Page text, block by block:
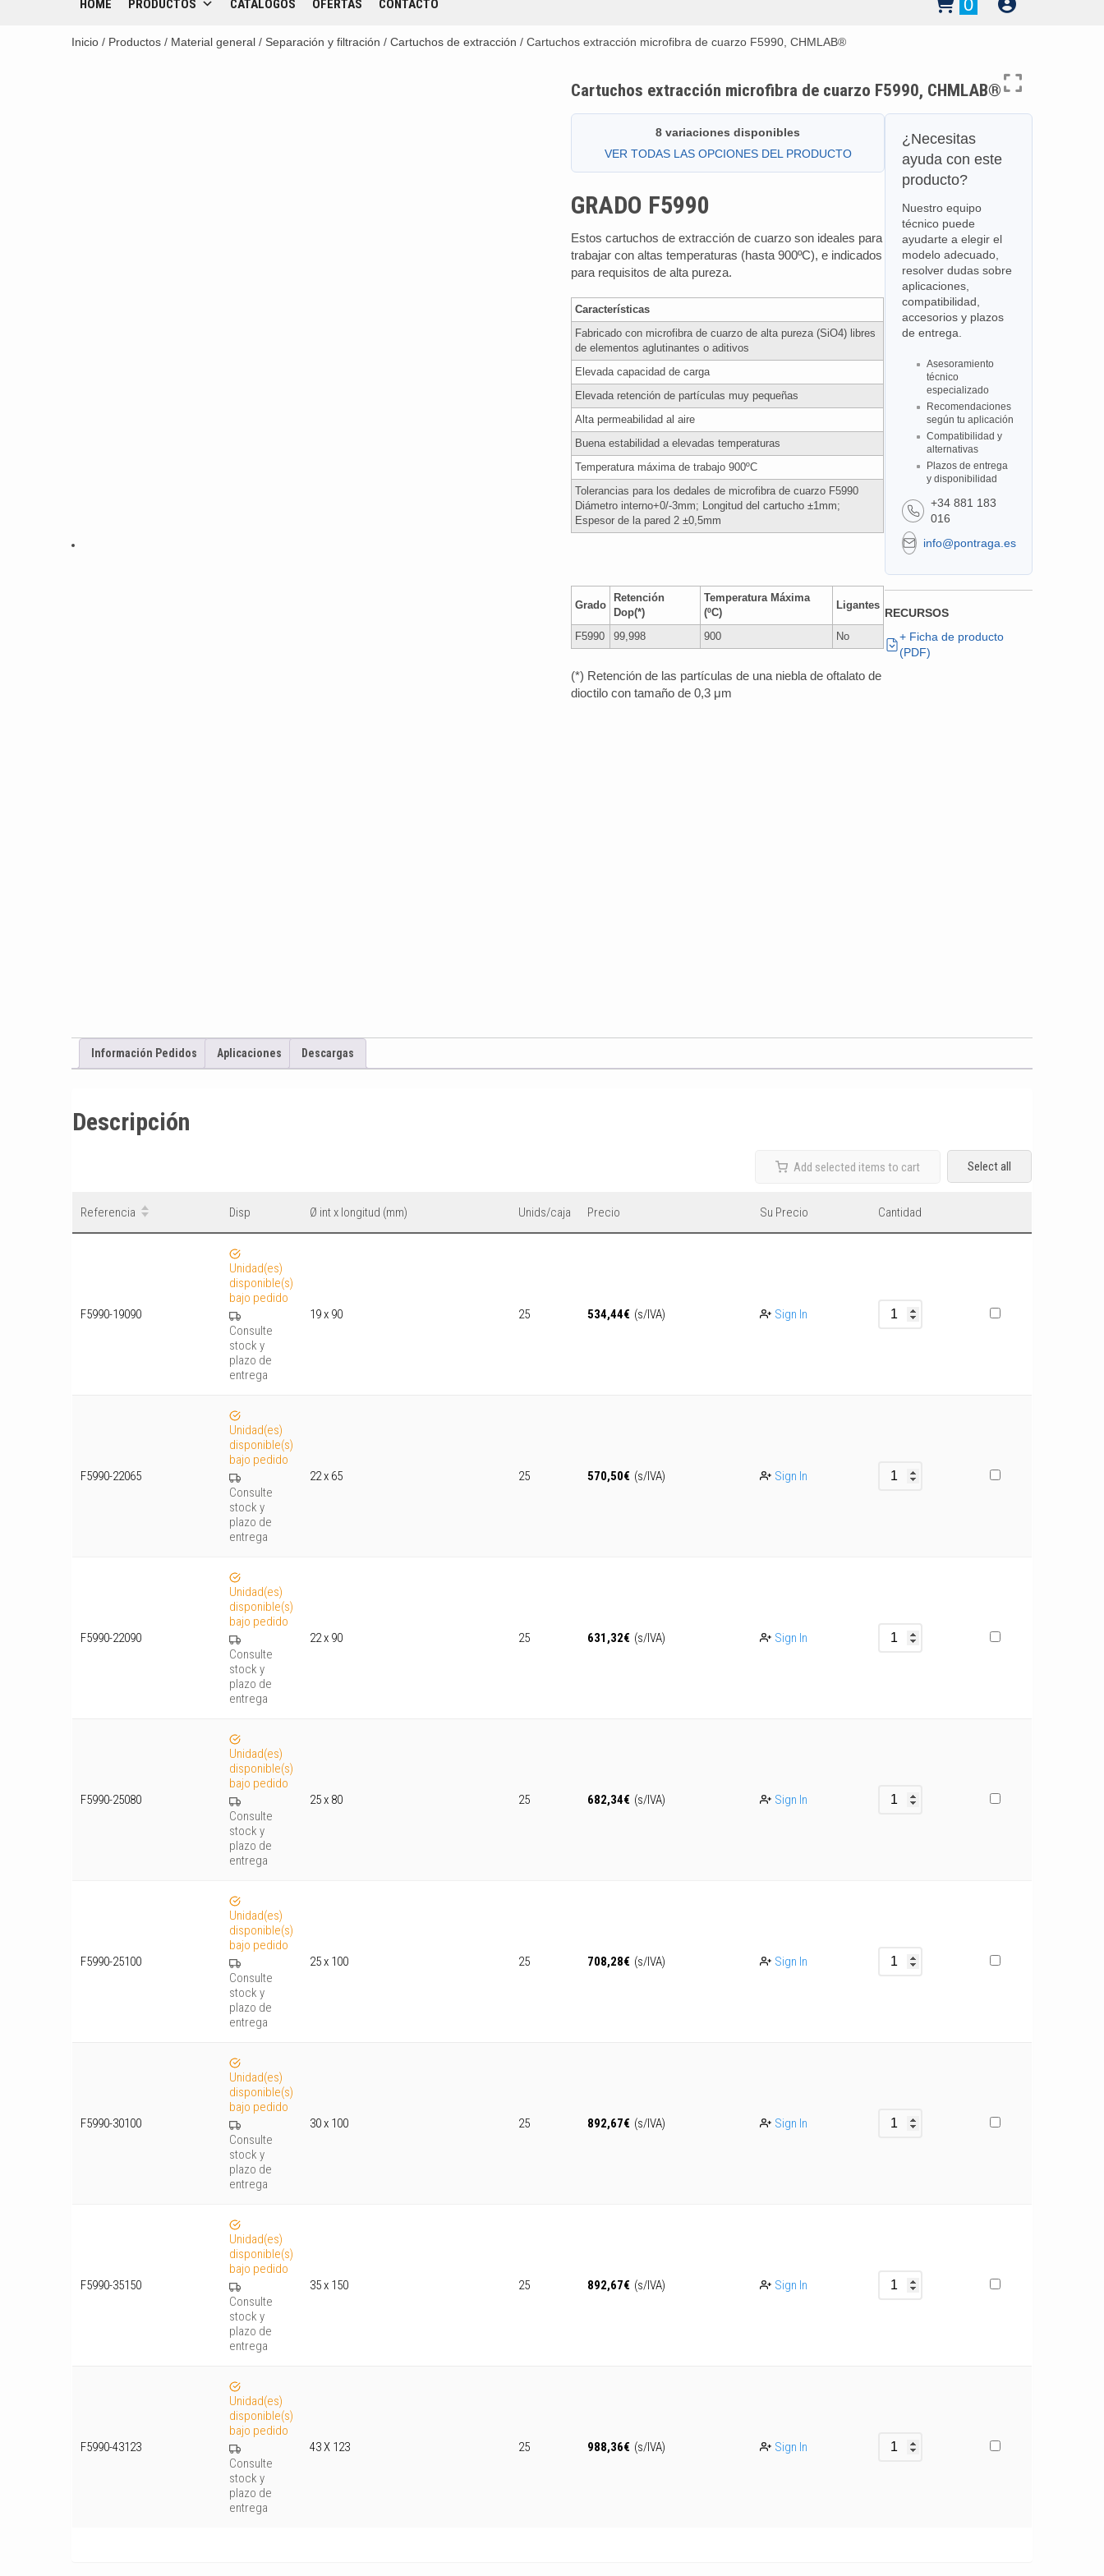
HOME PRODUCTOS CATÁLOGOS OFERTAS CONTACTO 0
Inicio / Productos / Material general / Separación y filtración / Cartuchos de extracción / Cartuchos extracción microfibra de cuarzo F5990, CHMLAB®
Cartuchos extracción microfibra de cuarzo F5990, CHMLAB®
8 variaciones disponibles
VER TODAS LAS OPCIONES DEL PRODUCTO
GRADO F5990
Estos cartuchos de extracción de cuarzo son ideales para
trabajar con altas temperaturas (hasta 900ºC), e indicados
para requisitos de alta pureza.
Características
Fabricado con microfibra de cuarzo de alta pureza (SiO4) libres
de elementos aglutinantes o aditivos
Elevada capacidad de carga
Elevada retención de partículas muy pequeñas
Alta permeabilidad al aire
Buena estabilidad a elevadas temperaturas
Temperatura máxima de trabajo 900ºC
Tolerancias para los dedales de microfibra de cuarzo F5990
Diámetro interno+0/-3mm; Longitud del cartucho ±1mm;
Espesor de la pared 2 ±0,5mm
Grado
Retención
Dop(*)
Temperatura Máxima
(ºC)
Ligantes
F5990 99,998 900 No
(*) Retención de las partículas de una niebla de oftalato de
dioctilo con tamaño de 0,3 μm
¿Necesitas
ayuda con este
producto?
Nuestro equipo
técnico puede
ayudarte a elegir el
modelo adecuado,
resolver dudas sobre
aplicaciones,
compatibilidad,
accesorios y plazos
de entrega.
Asesoramiento
técnico
especializado
Recomendaciones
según tu aplicación
Compatibilidad y
alternativas
Plazos de entrega
y disponibilidad
+34 881 183
016
info@pontraga.es
RECURSOS
+ Ficha de producto
(PDF)
Información Pedidos Aplicaciones Descargas
Descripción
Add selected items to cart Select all
Referencia Disp Ø int x longitud (mm) Unids/caja Precio Su Precio Cantidad
F5990-19090
Unidad(es)
disponible(s)
bajo pedido
Consulte
stock y
plazo de
entrega
19 x 90 25 534,44€ (s/IVA) Sign In
F5990-22065
Unidad(es)
disponible(s)
bajo pedido
Consulte
stock y
plazo de
entrega
22 x 65 25 570,50€ (s/IVA) Sign In
F5990-22090
Unidad(es)
disponible(s)
bajo pedido
Consulte
stock y
plazo de
entrega
22 x 90 25 631,32€ (s/IVA) Sign In
F5990-25080
Unidad(es)
disponible(s)
bajo pedido
Consulte
stock y
plazo de
entrega
25 x 80 25 682,34€ (s/IVA) Sign In
F5990-25100
Unidad(es)
disponible(s)
bajo pedido
Consulte
stock y
plazo de
entrega
25 x 100 25 708,28€ (s/IVA) Sign In
F5990-30100
Unidad(es)
disponible(s)
bajo pedido
Consulte
stock y
plazo de
entrega
30 x 100 25 892,67€ (s/IVA) Sign In
F5990-35150
Unidad(es)
disponible(s)
bajo pedido
Consulte
stock y
plazo de
entrega
35 x 150 25 892,67€ (s/IVA) Sign In
F5990-43123
Unidad(es)
disponible(s)
bajo pedido
Consulte
stock y
plazo de
entrega
43 X 123 25 988,36€ (s/IVA) Sign In